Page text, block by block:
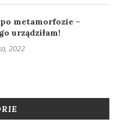
metamorfozie –
urządziłam!
2022